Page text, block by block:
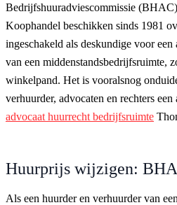
Bedrijfshuuradviescommissie
Koophandel beschikken sinds 1981
ingeschakeld als deskundige voor
van een middenstandsbedrijfsruimte,
winkelpand. Het is vooralsnog
verhuurder, advocaten en rechters
advocaat huurrecht bedrijfsruimte
Huurprijs wijzigen:
Als een huurder en verhuurder van